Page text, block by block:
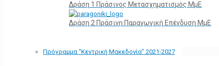
Δράση 1 Πράσινος Μετασχηματισμός ΜμΕ
Δράση 2 Πράσινη Παραγωγική Επένδυση ΜμΕ
Πρόγραμμα “Κεντρική Μακεδονία” 2021-2027